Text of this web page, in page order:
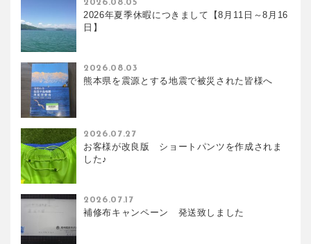
2026年夏季休暇につきまして【8月11日～8月16
日】
2026.08.05
熊本県を震源とする地震で被災された皆様へ
2026.08.03
お客様が改良版 ショートパンツを作成されま
した♪
2026.07.27
補修布キャンペーン 発送致しました
2026.07.17